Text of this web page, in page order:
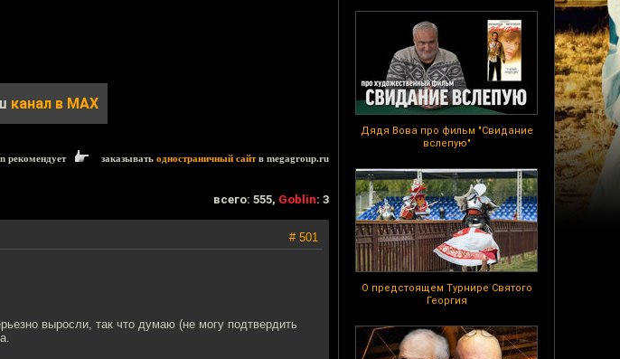
Дядя Вова про фильм "Свидание
вслепую"
О предстоящем Турнире Святого
Георгия
канал в MAX
рекомендует заказывать одностраничный сайтв megagroup.ru
всего: 555, Goblin: 3
# 501
выросли, так что думаю (не могу подтвердить